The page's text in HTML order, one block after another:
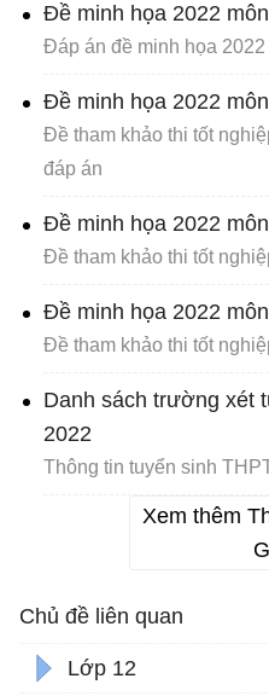
Đề minh họa 2022
Đáp án đề minh họa
Đề minh họa 2022
Đề tham khảo thi tốt
đáp án
Đề minh họa 2022
Đề tham khảo thi tốt
Đề minh họa 2022
Đề tham khảo thi tốt
Danh sách trường xét
2022
Thông tin tuyển sinh
Xem thêm
Chủ đề liên quan
Lớp 12